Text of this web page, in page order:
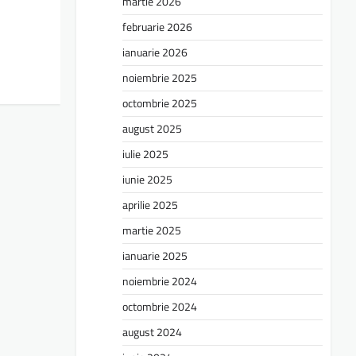
februarie 2026
ianuarie 2026
noiembrie 2025
octombrie 2025
august 2025
iulie 2025
iunie 2025
aprilie 2025
martie 2025
ianuarie 2025
noiembrie 2024
octombrie 2024
august 2024